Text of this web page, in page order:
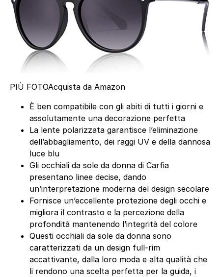
PIÙ FOTOAcquista da Amazon
È ben compatibile con gli abiti di tutti i giorni e
assolutamente una decorazione perfetta
La lente polarizzata garantisce l’eliminazione
dell’abbagliamento, dei raggi UV e della dannosa
luce blu
Gli occhiali da sole da donna di Carfia
presentano linee decise, dando
un’interpretazione moderna del design secolare
Fornisce un’eccellente protezione degli occhi e
migliora il contrasto e la percezione della
profondità mantenendo l’integrità del colore
Questi occhiali da sole da donna sono
caratterizzati da un design full-rim
accattivante, dalla loro moda e alta qualità che
li rendono una scelta perfetta per la guida, i